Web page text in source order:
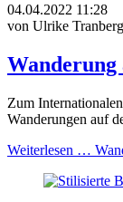
04.04.2022 11:28
von Ulrike Tranberg
Zum
Wanderungen auf
Weiterlesen …